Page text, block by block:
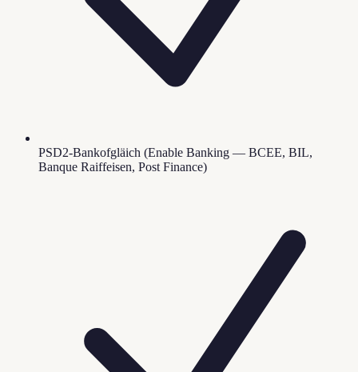
PSD2-Bankofgläich (Enable Banking — BCEE, BIL,
Banque Raiffeisen, Post Finance)